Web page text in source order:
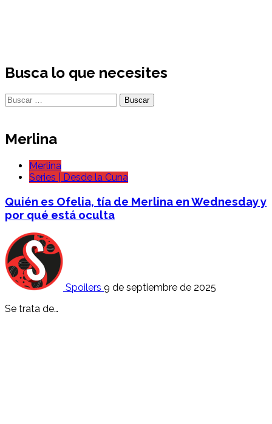
Busca lo que necesites
Buscar:
Merlina
Merlina
Series | Desde la Cuna
Quién es Ofelia, tía de Merlina en Wednesday y
por qué está oculta
Spoilers 9 de septiembre de 2025
Se trata de…